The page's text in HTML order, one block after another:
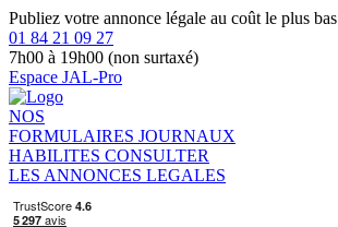
Publiez votre annonce légale au coût le plus bas
01 84 21 09 27
7h00 à 19h00 (non surtaxé)
Espace JAL-Pro
NOS
FORMULAIRES JOURNAUX
HABILITES CONSULTER
LES ANNONCES LEGALES